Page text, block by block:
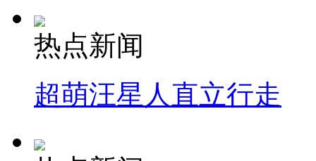
热点新闻
超萌汪星人直立行走